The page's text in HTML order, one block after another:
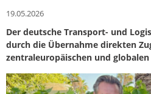
19.05.2026
Der deutsche Transport- und
durch die Übernahme direkten
zentraleuropäischen und